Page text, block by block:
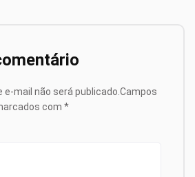
e-mail não será publicado. Campos
com *